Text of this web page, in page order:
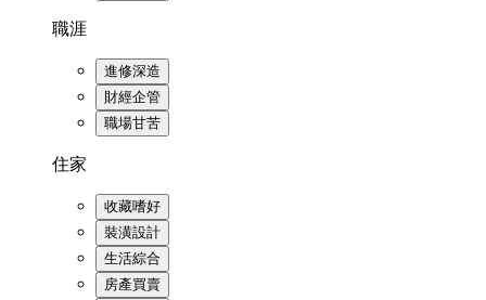
職涯
進修深造
財經企管
職場甘苦
住家
收藏嗜好
裝潢設計
生活綜合
房產買賣